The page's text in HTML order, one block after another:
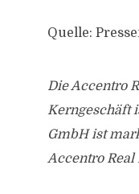
Quelle:
Die Accentro
Kerngeschäft
GmbH ist
Accentro Real